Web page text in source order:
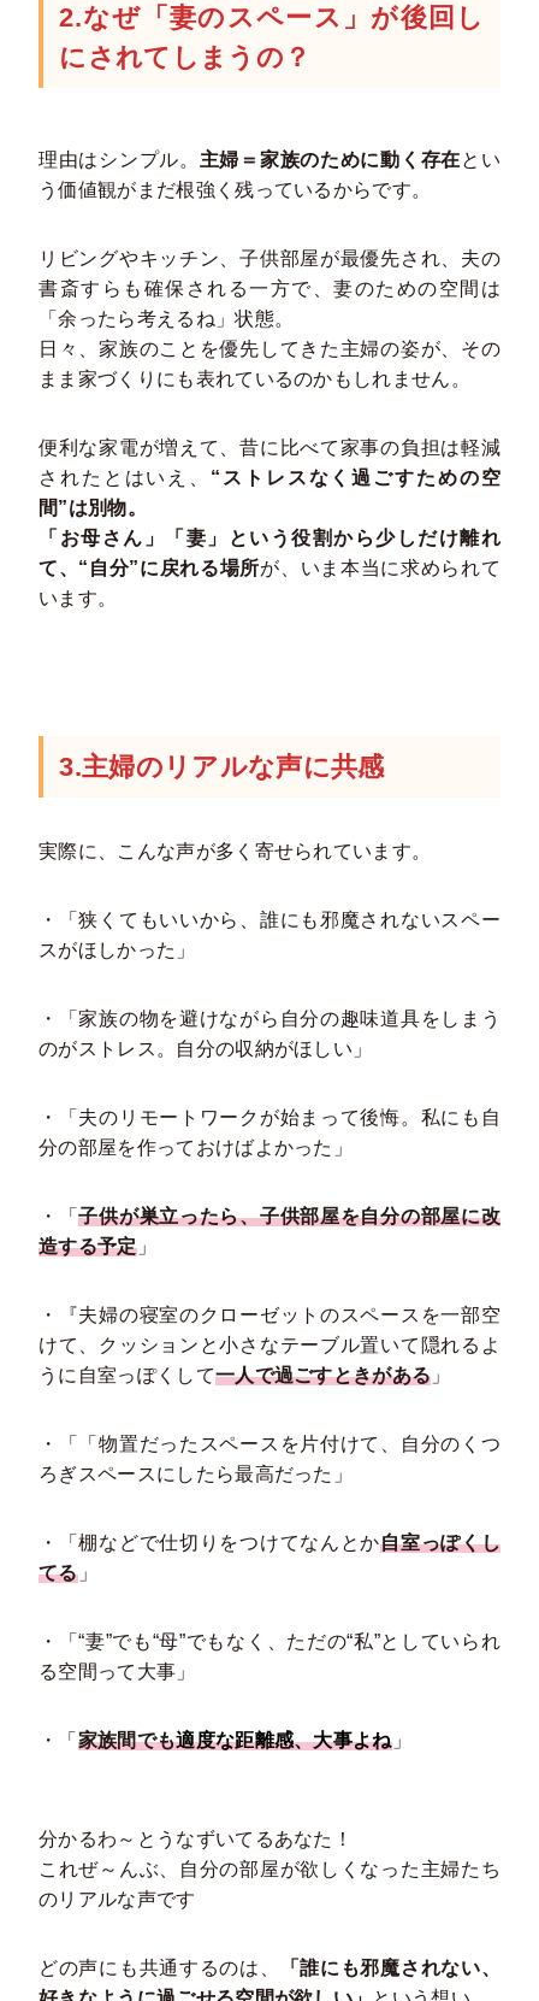
2.なぜ「妻のスペース」が後回し
にされてしまうの？
理由はシンプル。 主婦＝家族のために動く存在とい
う価値観がまだ根強く残っているからです。
リビングやキッチン、子供部屋が最優先され、夫の
書斎すらも確保される一方で、妻のための空間は
「余ったら考えるね」状態。
日々、家族のことを優先してきた主婦の姿が、その
まま家づくりにも表れているのかもしれません。
便利な家電が増えて、昔に比べて家事の負担は軽減
されたとはいえ、 “ストレスなく過ごすための空
間”は別物。
「お母さん」「妻」という役割から少しだけ離れ
て、“自分”に戻れる場所が、いま本当に求められて
います。
3.主婦のリアルな声に共感
実際に、こんな声が多く寄せられています。
・「狭くてもいいから、誰にも邪魔されないスペー
スがほしかった」
・「家族の物を避けながら自分の趣味道具をしまう
のがストレス。自分の収納がほしい」
・「夫のリモートワークが始まって後悔。私にも自
分の部屋を作っておけばよかった」
・「子供が巣立ったら、子供部屋を自分の部屋に改
造する予定」
・『夫婦の寝室のクローゼットのスペースを一部空
けて、クッションと小さなテーブル置いて隠れるよ
うに自室っぽくして一人で過ごすときがある 」
・「「物置だったスペースを片付けて、自分のくつ
ろぎスペースにしたら最高だった」
・「棚などで仕切りをつけてなんとか自室っぽくし
てる」
・「“妻”でも“母”でもなく、ただの“私”としていられ
る空間って大事」
・「 家族間でも適度な距離感、大事よね」
分かるわ～とうなずいてるあなた！
これぜ～んぶ、自分の部屋が欲しくなった主婦たち
のリアルな声です
どの声にも共通するのは、
「誰にも邪魔されない、